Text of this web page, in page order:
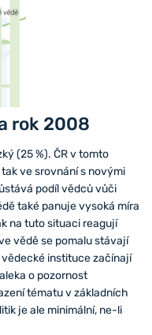
rok 2008
(25 %). ČR v tomto
ve srovnání s novými
podíl vědců vůči
také panuje vysoká míra
na tuto situaci reagují
vědě se pomalu stávají
instituce začínají
o pozornost
tématu v základních
je ale minimální, ne-li